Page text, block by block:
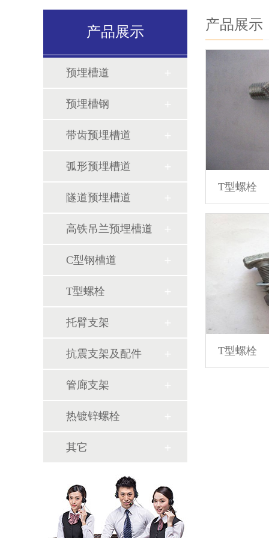
产品展示
预埋槽道
预埋槽钢
带齿预埋槽道
弧形预埋槽道
隧道预埋槽道
高铁吊兰预埋槽道
C型钢槽道
T型螺栓
托臂支架
抗震支架及配件
管廊支架
热镀锌螺栓
其它
产品展示
T型螺栓
T型螺栓